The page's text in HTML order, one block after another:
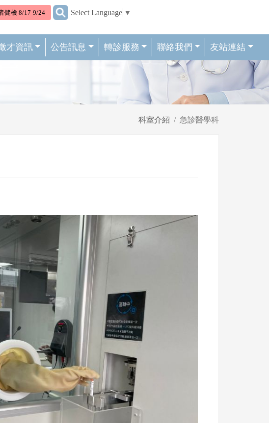
健檢 8/17-9/24 ::: Select Language ▼
才資訊 公告訊息 轉診服務 聯絡我們 友站連結
科室介紹 急診醫學科